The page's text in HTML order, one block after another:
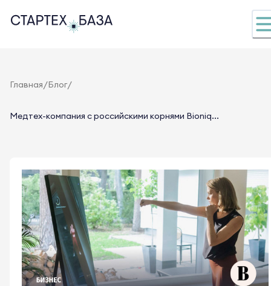
Главная/Блог/
Медтех-компания с российскими корнями Bioniq...